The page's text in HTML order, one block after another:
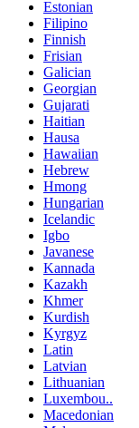
Estonian
Filipino
Finnish
Frisian
Galician
Georgian
Gujarati
Haitian
Hausa
Hawaiian
Hebrew
Hmong
Hungarian
Icelandic
Igbo
Javanese
Kannada
Kazakh
Khmer
Kurdish
Kyrgyz
Latin
Latvian
Lithuanian
Luxembou..
Macedonian